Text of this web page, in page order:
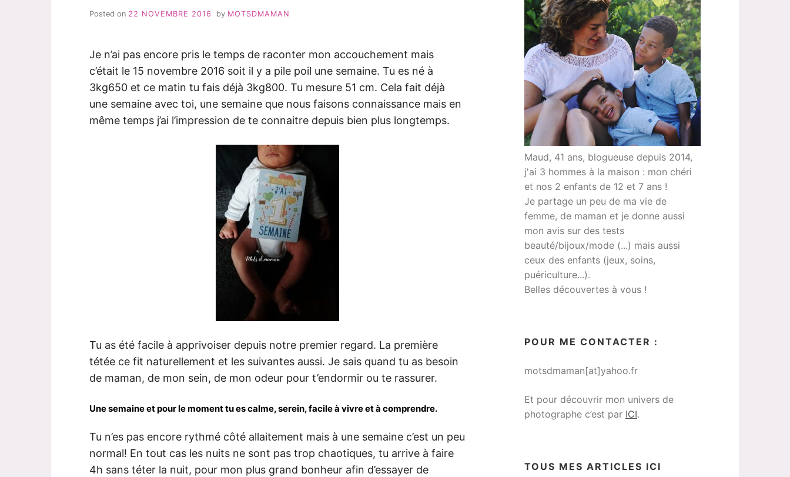
Posted on 22 NOVEMBRE 2016 by MOTSDMAMAN
Je n’ai pas encore pris le temps de raconter mon accouchement mais
c’était le 15 novembre 2016 soit il y a pile poil une semaine. Tu es né à
3kg650 et ce matin tu fais déjà 3kg800. Tu mesure 51 cm. Cela fait déjà
une semaine avec toi, une semaine que nous faisons connaissance mais en
même temps j’ai l’impression de te connaitre depuis bien plus longtemps.
Tu as été facile à apprivoiser depuis notre premier regard. La première
tétée ce fit naturellement et les suivantes aussi. Je sais quand tu as besoin
de maman, de mon sein, de mon odeur pour t’endormir ou te rassurer.
Une semaine et pour le moment tu es calme, serein, facile à vivre et à comprendre.
Tu n’es pas encore rythmé côté allaitement mais à une semaine c’est un peu
normal! En tout cas les nuits ne sont pas trop chaotiques, tu arrive à faire
4h sans téter la nuit, pour mon plus grand bonheur afin d’essayer de
Maud, 41 ans, blogueuse depuis 2014,
j'ai 3 hommes à la maison : mon chéri
et nos 2 enfants de 12 et 7 ans !
Je partage un peu de ma vie de
femme, de maman et je donne aussi
mon avis sur des tests
beauté/bijoux/mode (...) mais aussi
ceux des enfants (jeux, soins,
puériculture...).
Belles découvertes à vous !
POUR ME CONTACTER :
motsdmaman[at]yahoo.fr
Et pour découvrir mon univers de
photographe c’est par ICI.
TOUS MES ARTICLES ICI